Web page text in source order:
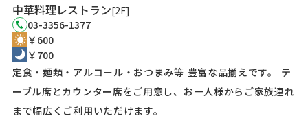
中華料理レストラン[2F]
03-3356-1377
￥600
￥700
定食・麺類・アルコール・おつまみ等 豊富な品揃えです。 テ
ーブル席とカウンター席をご用意し、お一人様からご家族連れ
まで幅広くご利用いただけます。